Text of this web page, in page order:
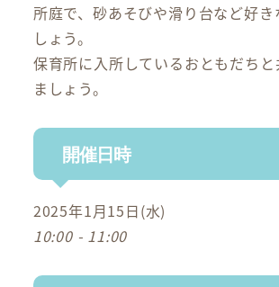
所庭で、砂あそびや滑り台など好き
しょう。
保育所に入所しているおともだち
ましょう。
開催日時
2025年1月15日(水)
10:00 - 11:00